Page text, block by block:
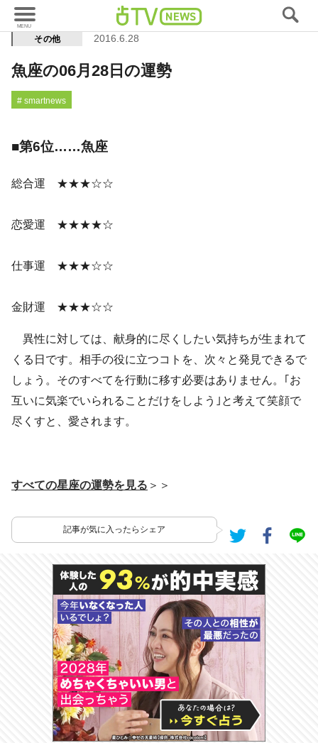
その他 2016.6.28
魚座の06月28日の運勢
# smartnews
■第6位……魚座
総合運 ★★★☆☆
恋愛運 ★★★★☆
仕事運 ★★★☆☆
金財運 ★★★☆☆
異性に対しては、献身的に尽くしたい気持ちが生まれて
くる日です。相手の役に立つコトを、次々と発見できるで
しょう。そのすべてを行動に移す必要はありません。｢お
互いに気楽でいられることだけをしよう｣と考えて笑顔で
尽くすと、愛されます。
すべての星座の運勢を見る ＞＞
記事が気に入ったらシェア